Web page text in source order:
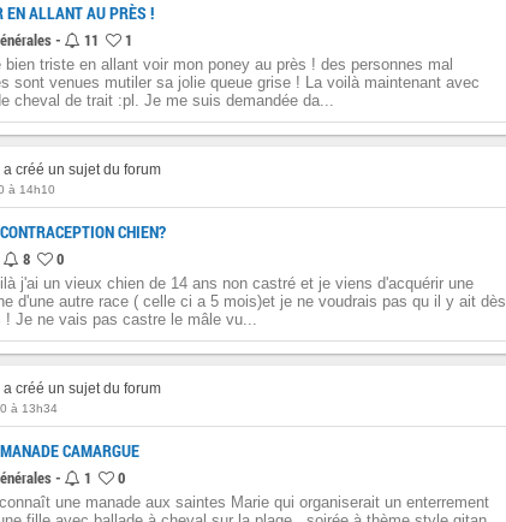
EN ALLANT AU PRÈS !
- 11 1
bien triste en allant voir mon poney au près ! des personnes mal
sont venues mutiler sa jolie queue grise ! La voilà maintenant avec
cheval de trait :pl. Je me suis demandée da...
a créé un sujet du forum
à 14h10
CHIEN?
8 0
j'ai un vieux chien de 14 ans non castré et je viens d'acquérir une
d'une autre race ( celle ci a 5 mois)et je ne voudrais pas qu il y ait dès
! Je ne vais pas castre le mâle vu...
a créé un sujet du forum
à 13h34
CAMARGUE
- 1 0
une manade aux saintes Marie qui organiserait un enterrement